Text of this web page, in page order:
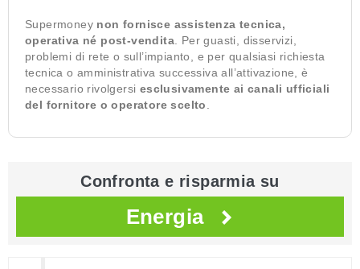
Supermoney non fornisce assistenza tecnica,
operativa né post-vendita . Per guasti, disservizi,
problemi di rete o sull’impianto, e per qualsiasi richiesta
tecnica o amministrativa successiva all’attivazione, è
necessario rivolgersi esclusivamente ai canali ufficiali
del fornitore o operatore scelto
Confronta e risparmia su
Energia